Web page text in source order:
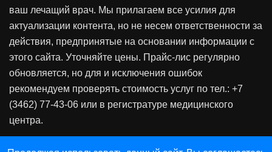
ваш лечащий врач. Мы прилагаем все усилия для
актуализации контента, но не несем ответственности за
действия, предпринятые на основании информации с
этого сайта. Уточняйте цены. Прайс-лис регулярно
обновляется, но для и исключения ошибок
рекомендуем проверять стоимость услуг по тел.: +7
(3462) 77-43-06 или в регистратуре медицинского
центра.